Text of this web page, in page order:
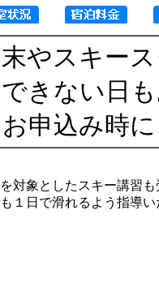
やスキー
きない日
申込み時
対象としたスキー講習
１日で滑れるよう指導い